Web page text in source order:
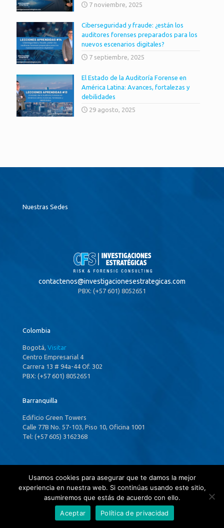
7 noviembre, 2025
Ciberseguridad y fraude: ¿están los
auditores forenses preparados para los
nuevos escenarios digitales?
7 septiembre, 2025
El Estado de la Auditoría Forense en
América Latina: Avances, fortalezas y
debilidades
29 agosto, 2025
Nuestras Sedes
contactenos@investigacionesestrategicas.com
PBX: (+57 601) 8052651
Colombia
Bogotá, Visitar
Centro Empresarial 4
Carrera 13 # 94a-44 Of. 302
PBX: (+57 601) 8052651
Barranquilla
Edificio Green Towers
Calle 77B No. 57-103, Piso 10, Oficina 1001
Tel: (+57 605) 3162368
Panamá
Ciudad de Panamá, Visitar
P.H. Costa Del Este Country Club,
34th & 35th ,Floors Financial Park Tower
Usamos cookies para asegurar que te damos la mejor
experiencia en nuestra web. Si continúas usando este sitio,
asumiremos que estás de acuerdo con ello.
Aceptar
Política de privacidad